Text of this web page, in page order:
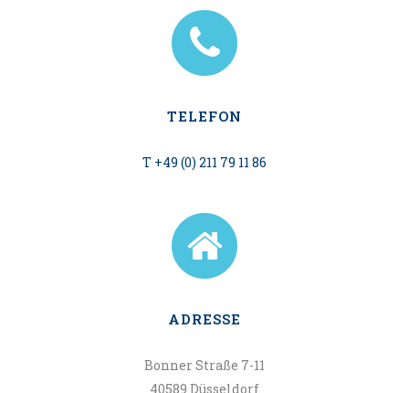
TELEFON
T +49 (0) 211 79 11 86
ADRESSE
Bonner Straße 7-11
40589 Düsseldorf